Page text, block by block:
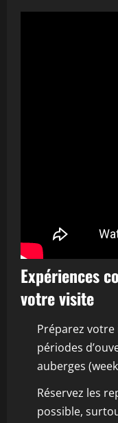
Expériences
votre visite
Préparez
périodes
auberges
Réservez les
possible,